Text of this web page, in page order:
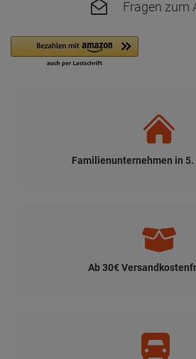
Fragen zum
Familienunternehmen in
Ab 30€